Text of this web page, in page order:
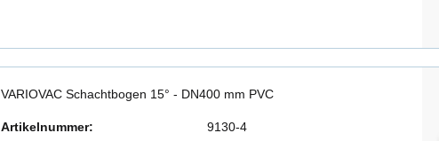
VARIOVAC Schachtbogen 15° - DN400 mm PVC
Artikelnummer:
9130-4